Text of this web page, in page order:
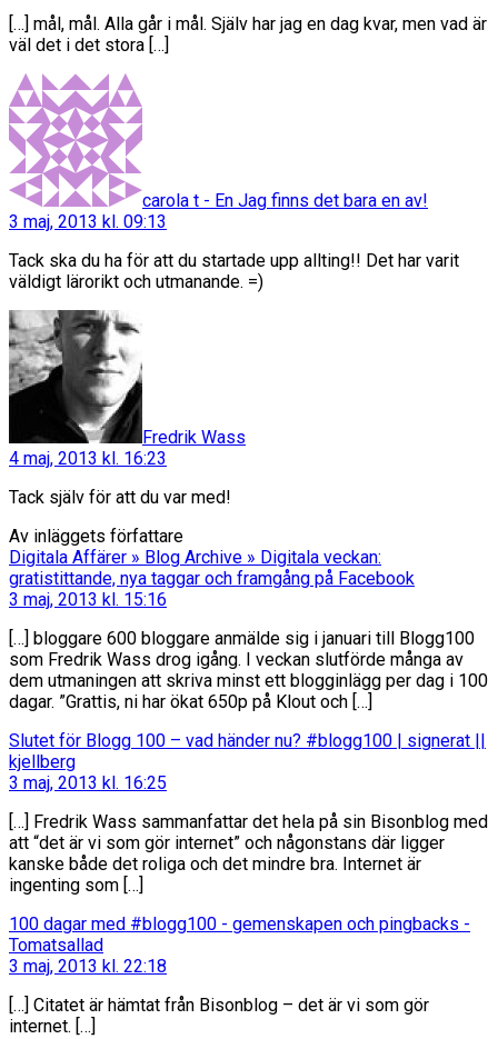
[…] mål, mål. Alla går i mål. Själv har jag en dag kvar, men vad är
väl det i det stora […]
carola t - En Jag finns det bara en av!
3 maj, 2013 kl. 09:13
Tack ska du ha för att du startade upp allting!! Det har varit
väldigt lärorikt och utmanande. =)
Fredrik Wass
4 maj, 2013 kl. 16:23
Tack själv för att du var med!
Av inläggets författare
Digitala Affärer » Blog Archive » Digitala veckan:
gratistittande, nya taggar och framgång på Facebook
3 maj, 2013 kl. 15:16
[…] bloggare 600 bloggare anmälde sig i januari till Blogg100
som Fredrik Wass drog igång. I veckan slutförde många av
dem utmaningen att skriva minst ett blogginlägg per dag i 100
dagar. ”Grattis, ni har ökat 650p på Klout och […]
Slutet för Blogg 100 – vad händer nu? #blogg100 | signerat ||
kjellbergsäger:
3 maj, 2013 kl. 16:25
[…] Fredrik Wass sammanfattar det hela på sin Bisonblog med
att “det är vi som gör internet” och någonstans där ligger
kanske både det roliga och det mindre bra. Internet är
ingenting som […]
100 dagar med #blogg100 - gemenskapen och pingbacks -
Tomatsalladsäger:
3 maj, 2013 kl. 22:18
[…] Citatet är hämtat från Bisonblog – det är vi som gör
internet. […]